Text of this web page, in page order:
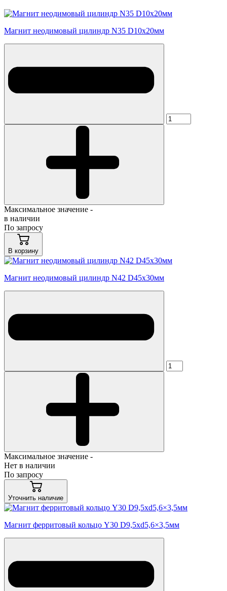
Магнит неодимовый цилиндр N35 D10х20мм
Максимальное значение -
в наличии
По запросу
В корзину
Магнит неодимовый цилиндр N42 D45х30мм
Максимальное значение -
Нет в наличии
По запросу
Уточнить наличие
Магнит ферритовый кольцо Y30 D9,5xd5,6×3,5мм